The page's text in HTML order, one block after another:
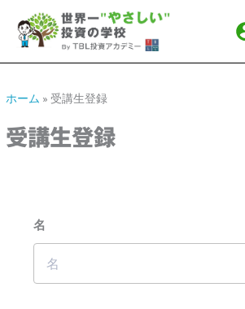
ス
ッホーム » 受講生登録
受講生登録
名
ー
ブ
テ
ー